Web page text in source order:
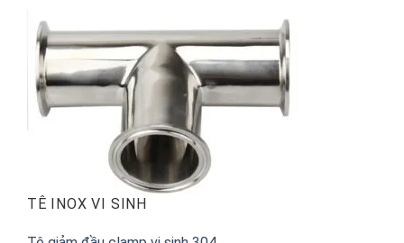
TÊ INOX VI SINH